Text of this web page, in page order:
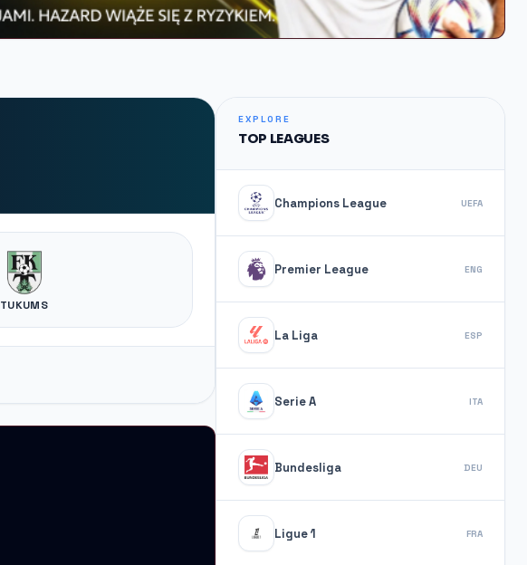
TUKUMS
EXPLORE
TOP LEAGUES
Champions League UEFA
Premier League ENG
La Liga ESP
Serie A ITA
Bundesliga DEU
Ligue 1 FRA